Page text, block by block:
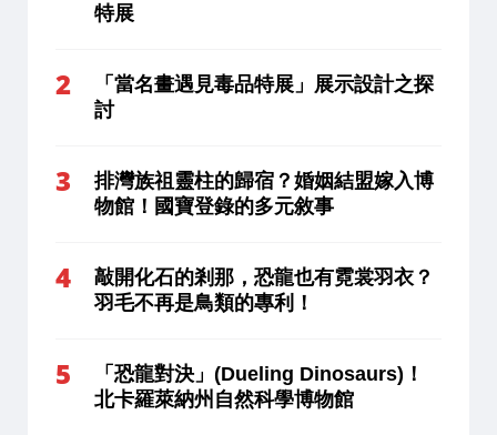
特展
「當名畫遇見毒品特展」展示設計之探
討
排灣族祖靈柱的歸宿？婚姻結盟嫁入博
物館！國寶登錄的多元敘事
敲開化石的剎那，恐龍也有霓裳羽衣？
羽毛不再是鳥類的專利！
「恐龍對決」(Dueling Dinosaurs)！
北卡羅萊納州自然科學博物館